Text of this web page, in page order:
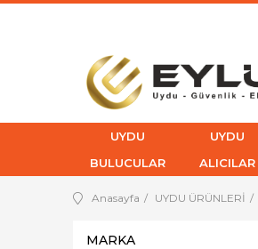
UYDU
BULUCULAR
UYDU
ALICILAR
Anasayfa UYDU ÜRÜNLERİ
MARKA